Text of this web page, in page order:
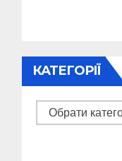
КАТЕГОРІЇ
Категорії